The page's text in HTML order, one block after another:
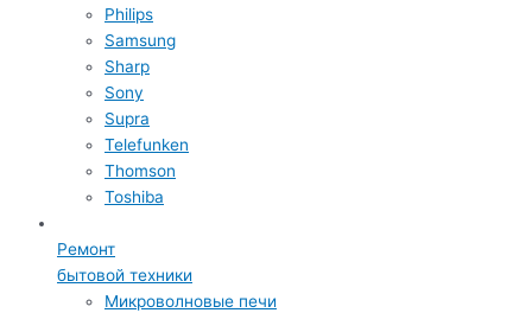
Philips
Samsung
Sharp
Sony
Supra
Telefunken
Thomson
Toshiba
Ремонт
бытовой техники
Микроволновые печи